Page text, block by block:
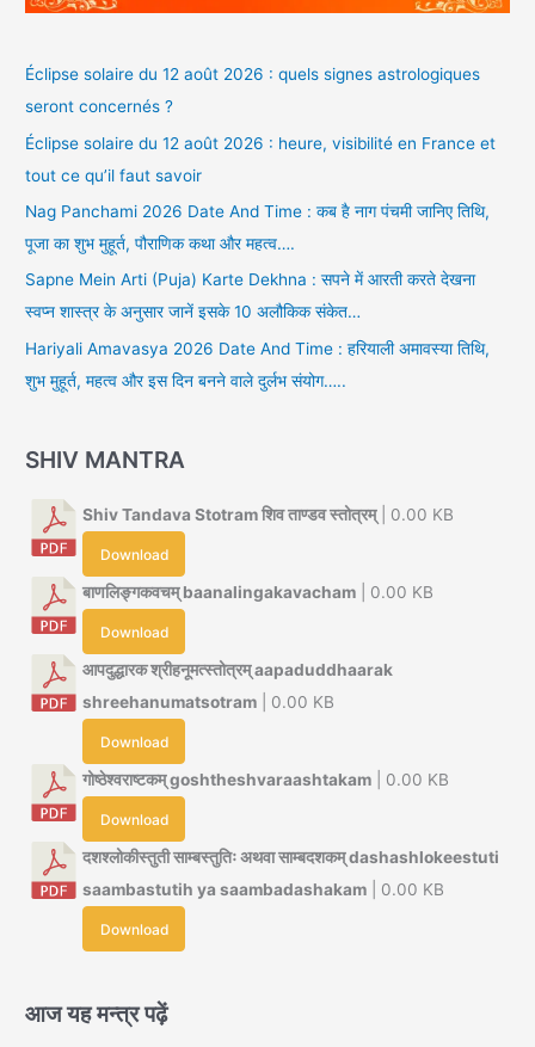
Éclipse solaire du 12 août 2026 : quels signes astrologiques
seront concernés ?
Éclipse solaire du 12 août 2026 : heure, visibilité en France et
tout ce qu’il faut savoir
Nag Panchami 2026 Date And Time : कब है नाग पंचमी जानिए तिथि,
पूजा का शुभ मुहूर्त, पौराणिक कथा और महत्व….
Sapne Mein Arti (Puja) Karte Dekhna : सपने में आरती करते देखना
स्वप्न शास्त्र के अनुसार जानें इसके 10 अलौकिक संकेत…
Hariyali Amavasya 2026 Date And Time : हरियाली अमावस्या तिथि,
शुभ मुहूर्त, महत्व और इस दिन बनने वाले दुर्लभ संयोग…..
SHIV MANTRA
Shiv Tandava Stotram शिव ताण्डव स्तोत्रम्| 0.00 KB
Download
बाणलिङ्गकवचम् baanalingakavacham | 0.00 KB
Download
आपदुद्धारक श्रीहनूमत्स्तोत्रम् aapaduddhaarak
shreehanumatsotram | 0.00 KB
Download
गोष्ठेश्वराष्टकम् goshtheshvaraashtakam | 0.00 KB
Download
दशश्लोकीस्तुती साम्बस्तुतिः अथवा साम्बदशकम् dashashlokeestuti
saambastutih ya saambadashakam | 0.00 KB
Download
आज यह मन्त्र पढ़ें